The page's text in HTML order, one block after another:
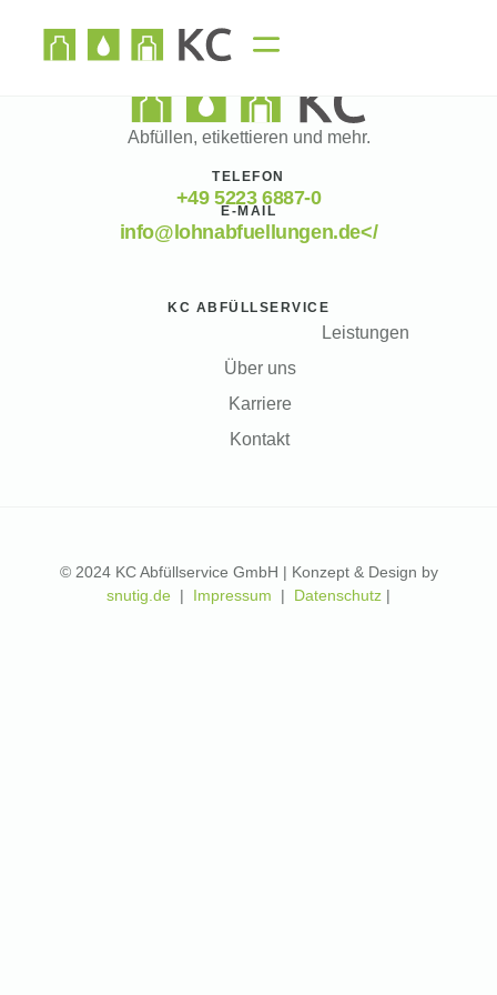
Abfüllen, etikettieren und mehr.
TELEFON
+49 5223 6887-0
E-MAIL
info@lohnabfuellungen.de</
KC ABFÜLLSERVICE
Leistungen
Über uns
Karriere
Kontakt
© 2024 KC Abfüllservice GmbH | Konzept & Design by
snutig.de | Impressum | Datenschutz |